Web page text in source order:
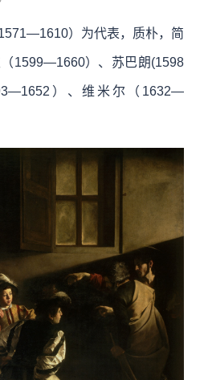
）为代表，质朴，简
1599—1660）、苏巴朗(1598
）、维米尔（1632—